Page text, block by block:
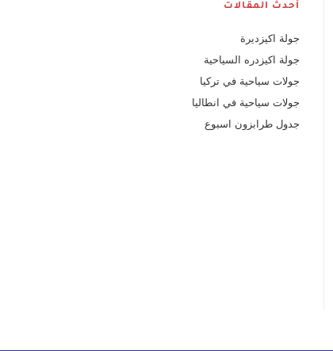
أحدث المقالات
جولة اكيزديرة
جولة اكيزدره السياحية
جولات سياحية في تركيا
جولات سياحية في انطاليا
جدول طرابزون اسبوع